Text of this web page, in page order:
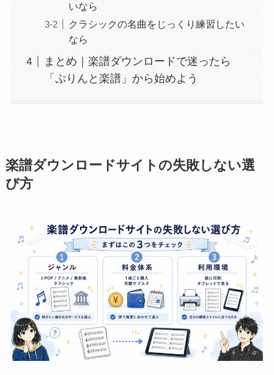
いなら
クラシックの名曲をじっくり練習したい
なら
まとめ｜楽譜ダウンロードで迷ったら
「ぷりんと楽譜」から始めよう
楽譜ダウンロードサイトの失敗しない選
び方